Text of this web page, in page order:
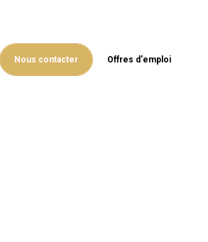
Nous contacter Offres d'emploi